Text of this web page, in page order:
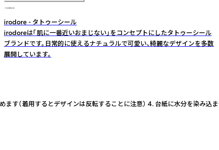
irodore - タトゥーシール
irodoreは「肌に一番近いおまじない」をコンセプトにしたタトゥーシール
ブランドです。日常的に使えるナチュラルで可愛い、綺麗なデザインを多数
展開しています。
着用するとデザインは反転することに注意） 4. 台紙に水分を